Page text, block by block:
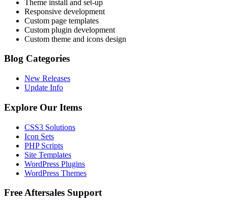
Theme install and set-up
Responsive development
Custom page templates
Custom plugin development
Custom theme and icons design
Blog Categories
New Releases
Update Info
Explore Our Items
CSS3 Solutions
Icon Sets
PHP Scripts
Site Templates
WordPress Plugins
WordPress Themes
Free Aftersales Support